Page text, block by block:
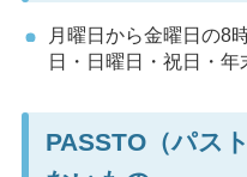
月曜日から金曜日の8
日・日曜日・祝日・年
PASSTO（パス